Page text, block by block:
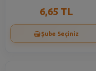
6,65 TL
Şube Seçiniz